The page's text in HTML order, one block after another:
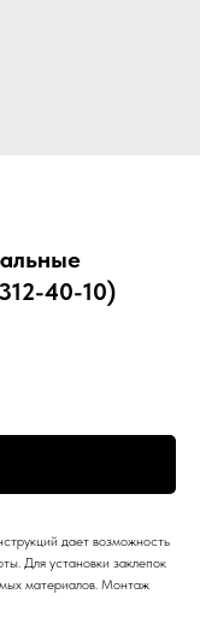
40-10)
дает возможность
Для установки заклепок
материалов. Монтаж